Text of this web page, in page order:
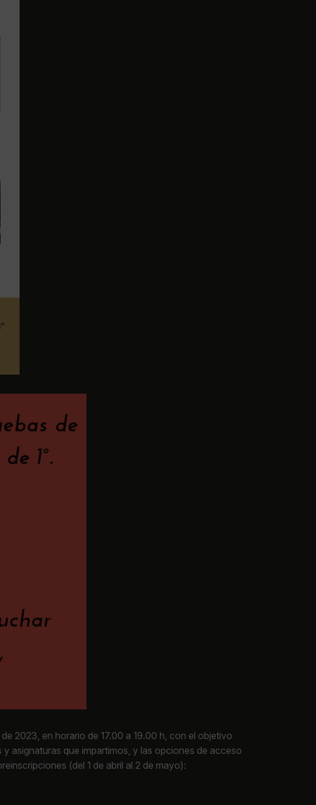
2023, en horario de 17.00 a 19.00 h, con el objetivo
asignaturas que impartimos, y las opciones de acceso
(del 1 de abril al 2 de mayo):